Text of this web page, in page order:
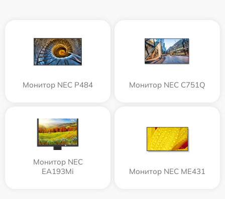
Монитор NEC P484 Монитор NEC C751Q
Монитор NEC
EA193Mi
Монитор NEC ME431